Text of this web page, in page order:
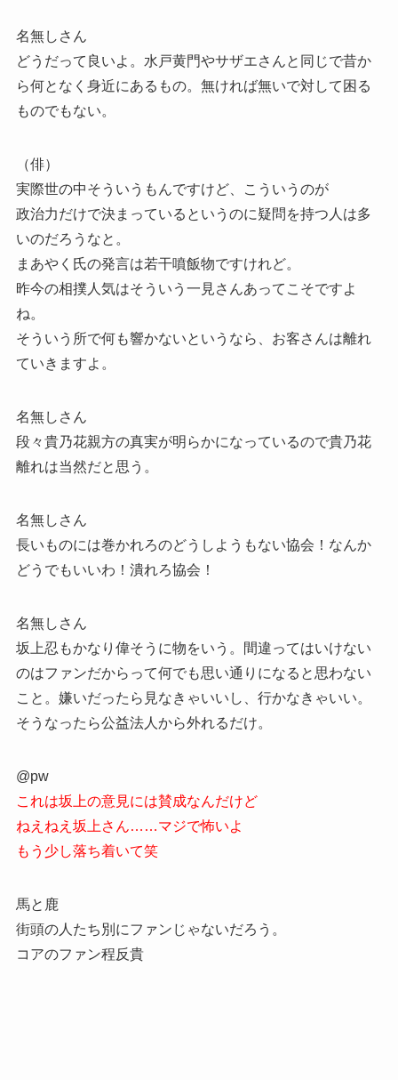
名無しさん
どうだって良いよ。水戸黄門やサザエさんと同じで昔か
ら何となく身近にあるもの。無ければ無いで対して困る
ものでもない。
（俳）
実際世の中そういうもんですけど、こういうのが
政治力だけで決まっているというのに疑問を持つ人は多
いのだろうなと。
まあやく氏の発言は若干噴飯物ですけれど。
昨今の相撲人気はそういう一見さんあってこそですよ
ね。
そういう所で何も響かないというなら、お客さんは離れ
ていきますよ。
名無しさん
段々貴乃花親方の真実が明らかになっているので貴乃花
離れは当然だと思う。
名無しさん
長いものには巻かれろのどうしようもない協会！なんか
どうでもいいわ！潰れろ協会！
名無しさん
坂上忍もかなり偉そうに物をいう。間違ってはいけない
のはファンだからって何でも思い通りになると思わない
こと。嫌いだったら見なきゃいいし、行かなきゃいい。
そうなったら公益法人から外れるだけ。
@pw
これは坂上の意見には賛成なんだけど
ねえねえ坂上さん……マジで怖いよ
もう少し落ち着いて笑
馬と鹿
街頭の人たち別にファンじゃないだろう。
コアのファン程反貴